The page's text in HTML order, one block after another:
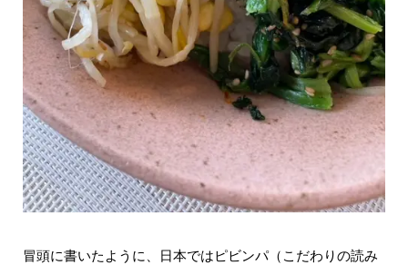
冒頭に書いたように、日本ではピビンパ（こだわりの読み